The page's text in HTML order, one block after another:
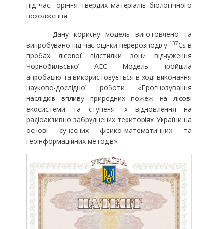
під час горіння твердих матеріалів біологічного
походження.
Дану корисну модель виготовлено та
випробувано під час оцінки перерозподілу 137Cs в
пробах лісової підстилки зони відчуження
Чорнобильської АEС. Модель пройшла
апробацію та використовується в ході виконання
науково-дослідної роботи «Прогнозування
наслідків впливу природних пожеж на лісові
екосистеми та ступеня їх відновлення на
радіоактивно забруднених територіях України на
основі сучасних фізико-математичних та
геоінформаційних методів».